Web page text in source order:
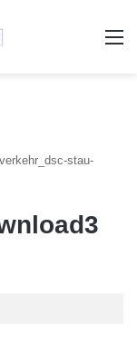
verkehr_dsc-stau-